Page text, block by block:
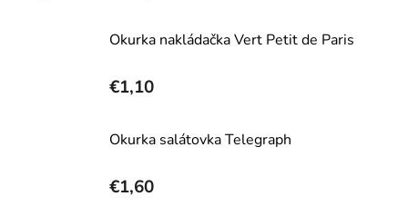
Okurka nakládačka Vert Petit de Paris
€1,10
Okurka salátovka Telegraph
€1,60